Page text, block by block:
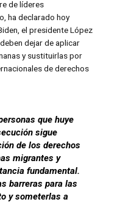
de líderes
ha declarado hoy
el presidente López
dejar de aplicar
y sustituirlas por
de derechos
que huye
sigue
de los derechos
migrantes y
fundamental.
barreras para las
y someterlas a